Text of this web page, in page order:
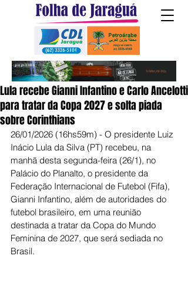
Lula recebe Gianni Infantino e Carlo Ancelotti
para tratar da Copa 2027 e solta piada
sobre Corinthians
26/01/2026 (16hs59m) - O presidente Luiz
Inácio Lula da Silva (PT) recebeu, na
manhã desta segunda-feira (26/1), no
Palácio do Planalto, o presidente da
Federação Internacional de Futebol (Fifa),
Gianni Infantino, além de autoridades do
futebol brasileiro, em uma reunião
destinada a tratar da Copa do Mundo
Feminina de 2027, que será sediada no
Brasil.